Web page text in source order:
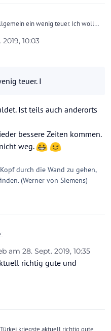
ein wenig teuer. Ich wollte
02.10-06.10)
lohnt es sich nicht. Die Flüge
Pauschalreise, haste noch scheiß
dir dann 2 Tage flöten. Dafür
10:03
teuer. I
Ist teils auch anderorts
bessere Zeiten kommen.
weg.
durch die Wand zu gehen,
(Werner von Siemens)
ein wenig teuer. I
am 28. Sept. 2019, 10:35
editiert von
richtig gute und
kriegste aktuell richtig gute